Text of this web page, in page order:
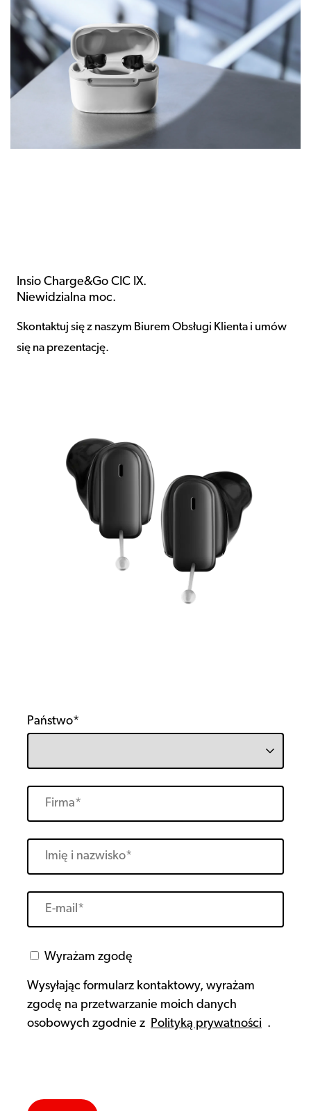
Insio Charge&Go CIC IX.
Niewidzialna moc.
Skontaktuj się z naszym Biurem Obsługi Klienta i umów
się na prezentację.
Państwo*
Wyrażam zgodę
Wysyłając formularz kontaktowy, wyrażam
zgodę na przetwarzanie moich danych
osobowych zgodnie z Polityką prywatności .